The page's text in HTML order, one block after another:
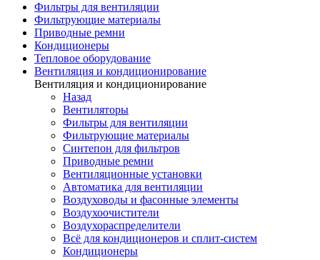
Фильтры для вентиляции
Фильтрующие материалы
Приводные ремни
Кондиционеры
Тепловое оборудование
Вентиляция и кондиционирование
Вентиляция и кондиционирование
Назад
Вентиляторы
Фильтры для вентиляции
Фильтрующие материалы
Синтепон для фильтров
Приводные ремни
Вентиляционные установки
Автоматика для вентиляции
Воздуховоды и фасонные элементы
Воздухоочистители
Воздухораспределители
Всё для кондиционеров и сплит-систем
Кондиционеры